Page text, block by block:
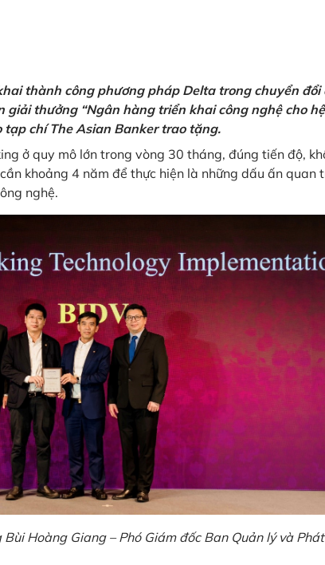
thành công phương pháp Delta trong chuyển đổi
giải thưởng “Ngân hàng triển khai công nghệ cho
chí The Asian Banker trao tặng.
ở quy mô lớn trong vòng 30 tháng, đúng tiến độ,
khoảng 4 năm để thực hiện là những dấu ấn quan
nghệ.
Hoàng Giang – Phó Giám đốc Ban Quản lý và